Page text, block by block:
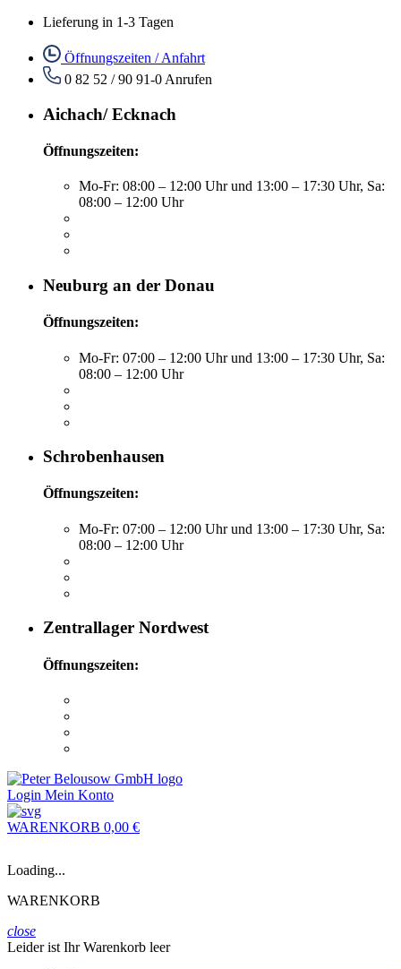
Lieferung in 1-3 Tagen
Öffnungszeiten / Anfahrt
0 82 52 / 90 91-0 Anrufen
Aichach/ Ecknach
Öffnungszeiten:
Mo-Fr: 08:00 – 12:00 Uhr und 13:00 – 17:30 Uhr, Sa:
08:00 – 12:00 Uhr
Neuburg an der Donau
Öffnungszeiten:
Mo-Fr: 07:00 – 12:00 Uhr und 13:00 – 17:30 Uhr, Sa:
08:00 – 12:00 Uhr
Schrobenhausen
Öffnungszeiten:
Mo-Fr: 07:00 – 12:00 Uhr und 13:00 – 17:30 Uhr, Sa:
08:00 – 12:00 Uhr
Zentrallager Nordwest
Öffnungszeiten:
Login Mein Konto
WARENKORB 0,00 €
Loading...
WARENKORB
close
Leider ist Ihr Warenkorb leer